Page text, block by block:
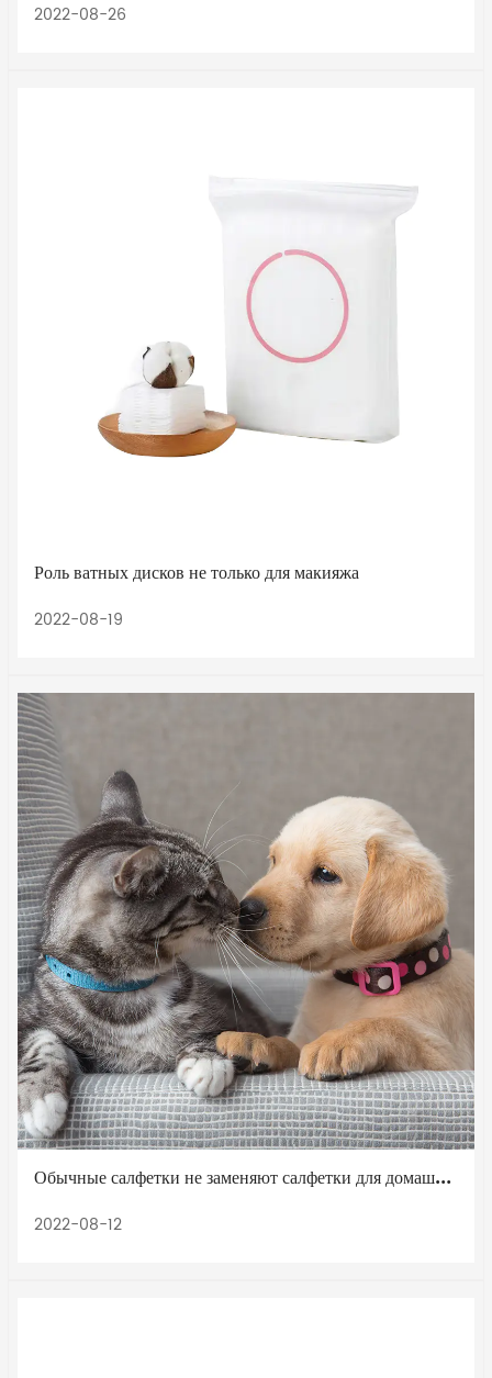
2022-08-26
Роль ватных дисков не только для макияжа
2022-08-19
Обычные салфетки не заменяют салфетки для домашних животных
2022-08-12